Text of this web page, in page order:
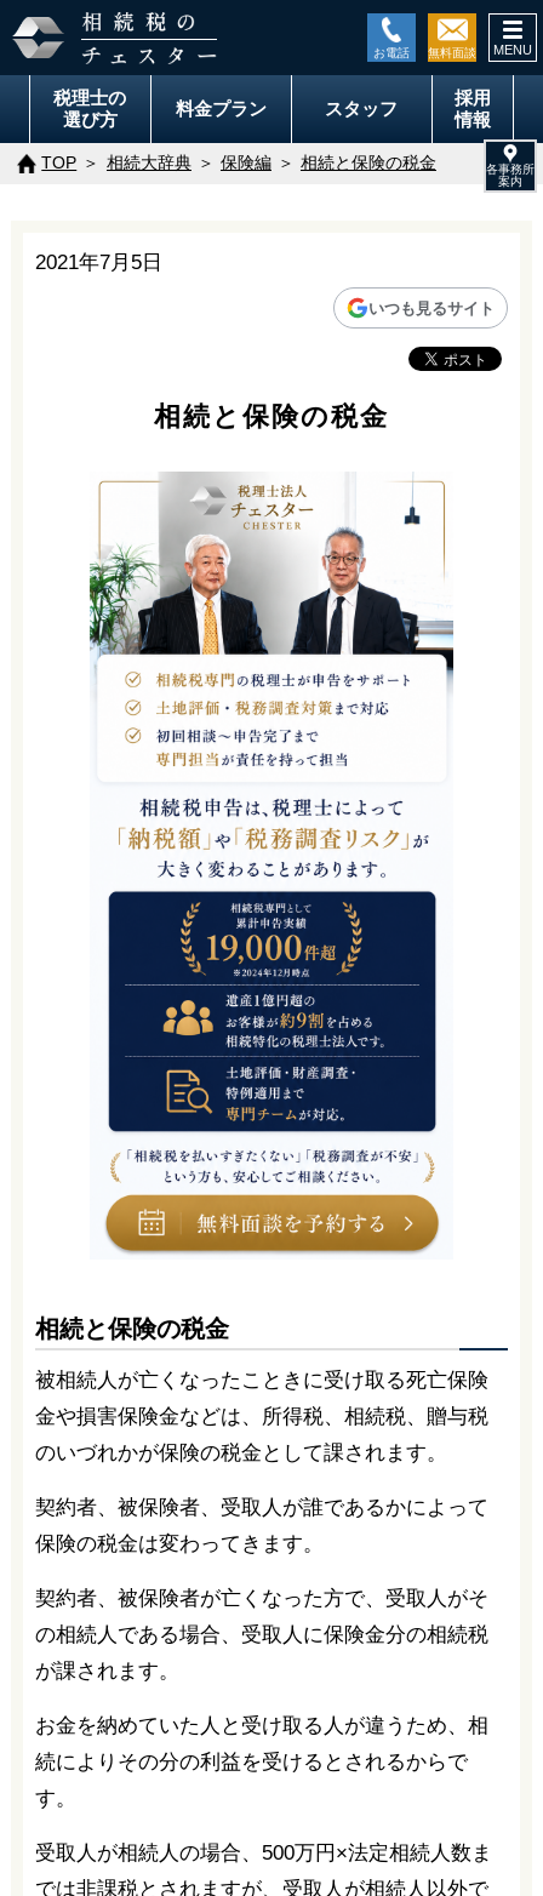
税理士の
選び方
料金プラン スタッフ
採用
情報
TOP 相続大辞典 保険編 相続と保険の税金
2021年7月5日
いつも見るサイト
相続と保険の税金
相続と保険の税金
被相続人が亡くなったこときに受け取る死亡保険
金や損害保険金などは、所得税、相続税、贈与税
のいづれかが保険の税金として課されます。
契約者、被保険者、受取人が誰であるかによって
保険の税金は変わってきます。
契約者、被保険者が亡くなった方で、受取人がそ
の相続人である場合、受取人に保険金分の相続税
が課されます。
お金を納めていた人と受け取る人が違うため、相
続によりその分の利益を受けるとされるからで
す。
受取人が相続人の場合、500万円×法定相続人数ま
では非課税とされますが、受取人が相続人以外で